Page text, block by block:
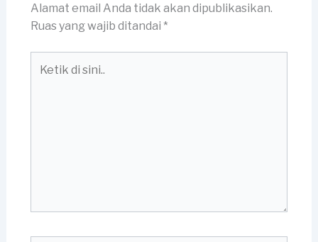
Alamat email Anda tidak akan dipublikasikan.
Ruas yang wajib ditandai *